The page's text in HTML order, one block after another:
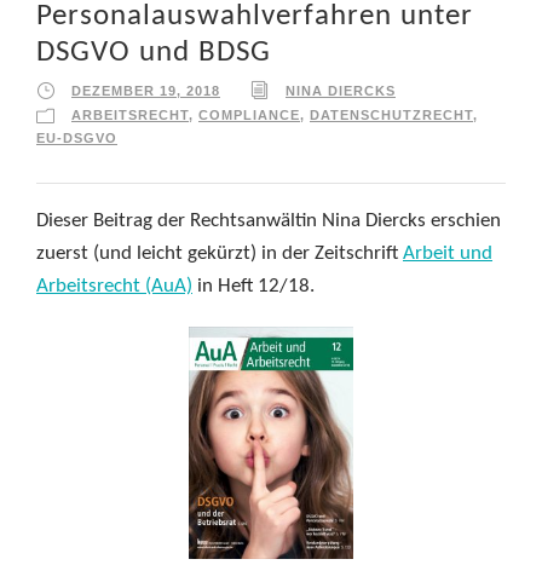
Personalauswahlverfahren unter
DSGVO und BDSG
DEZEMBER 19, 2018
NINA DIERCKS
ARBEITSRECHT, COMPLIANCE, DATENSCHUTZRECHT,
EU-DSGVO
Dieser Beitrag der Rechtsanwältin Nina Diercks erschien
zuerst (und leicht gekürzt) in der Zeitschrift Arbeit und
Arbeitsrecht (AuA) in Heft 12/18.